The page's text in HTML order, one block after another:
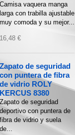
Camisa vaquera manga
larga con trabilla ajustable
muy comoda y su mejor...
16,48 €
Zapato de seguridad
con puntera de fibra
de vidrio ROLY
KERCUS 8380
Zapato de seguridad
deportivo con puntera de
fibra de vidrio y suela
de...